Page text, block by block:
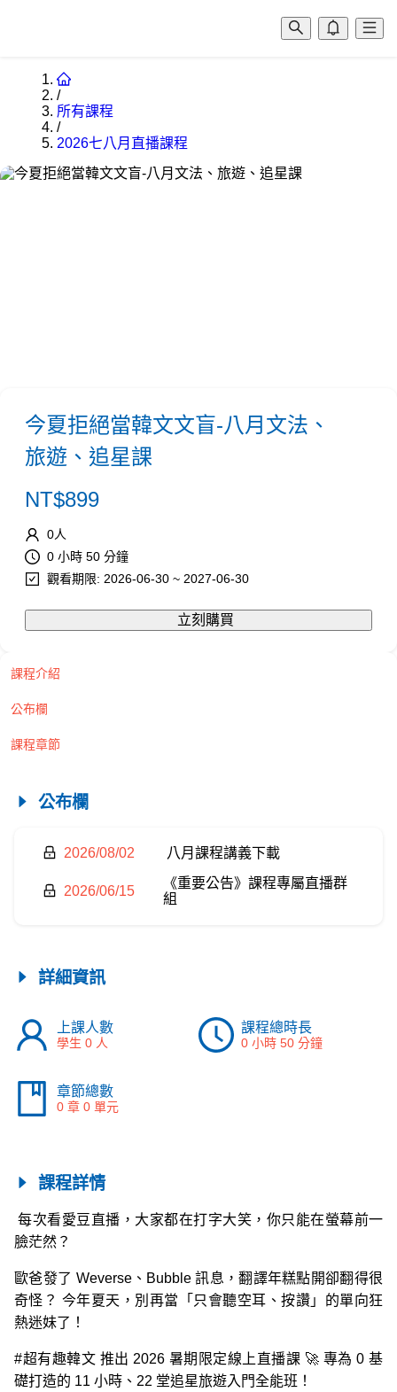
/
所有課程
/
2026七八月直播課程
課程介紹
公布欄
課程章節
公布欄
2026/08/02 八月課程講義下載
2026/06/15
《重要公告》課程專屬直播群
組
詳細資訊
上課人數
學生 0 人
課程總時長
0 小時 50 分鐘
章節總數
0 章 0 單元
課程詳情
每次看愛豆直播，大家都在打字大笑，你只能在螢幕前一
臉茫然？
歐爸發了 Weverse、Bubble 訊息，翻譯年糕點開卻翻得很
奇怪？ 今年夏天，別再當「只會聽空耳、按讚」的單向狂
熱迷妹了！
#超有趣韓文 推出 2026 暑期限定線上直播課 🚀 專為 0 基
礎打造的 11 小時、22 堂追星旅遊入門全能班 ！
今夏拒絕當韓文文盲-八月文法、
旅遊、追星課
NT$899
0人
0 小時 50 分鐘
觀看期限: 2026-06-30 ~ 2027-06-30
立刻購買